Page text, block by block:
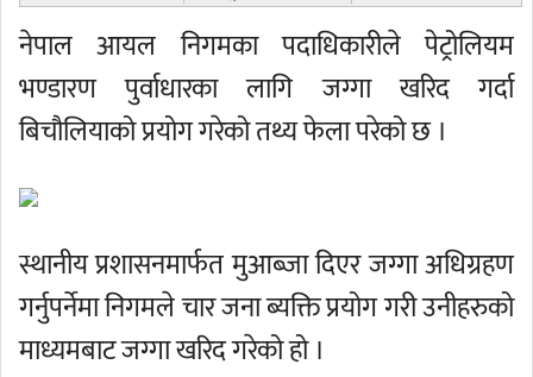
नेपाल आयल निगमका पदाधिकारीले पेट्रोलियम
भण्डारण पुर्वाधारका लागि जग्गा खरिद गर्दा
बिचौलियाको प्रयोग गरेको तथ्य फेला परेको छ ।
स्थानीय प्रशासनमार्फत मुआब्जा दिएर जग्गा अधिग्रहण
गर्नुपर्नेमा निगमले चार जना ब्यक्ति प्रयोग गरी उनीहरुको
माध्यमबाट जग्गा खरिद गरेको हो ।